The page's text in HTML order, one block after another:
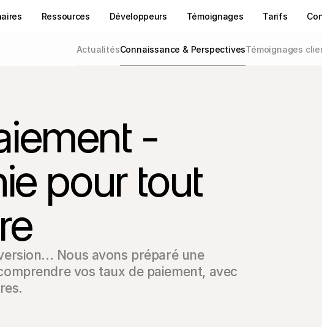
Ressources Développeurs Témoignages Tarifs
ActualitésConnaissance & PerspectivesTémoignages
-
pour tout
Nous avons préparé une
vos taux de paiement, avec